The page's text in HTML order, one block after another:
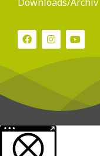
Weitere Informationen